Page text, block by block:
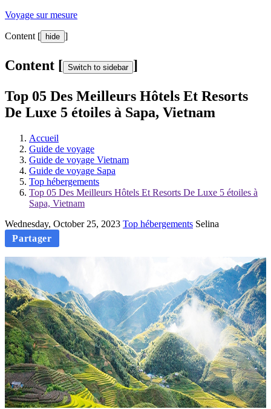
Voyage sur mesure
Content [ hide ]
Content [ Switch to sidebar ]
Top 05 Des Meilleurs Hôtels Et Resorts
De Luxe 5 étoiles à Sapa, Vietnam
Accueil
Guide de voyage
Guide de voyage Vietnam
Guide de voyage Sapa
Top hébergements
Top 05 Des Meilleurs Hôtels Et Resorts De Luxe 5 étoiles à
Sapa, Vietnam
Wednesday, October 25, 2023 Top hébergements Selina
Partager